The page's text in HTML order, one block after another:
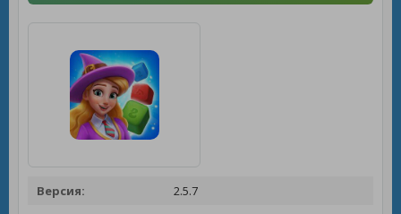
Версия:
2.5.7